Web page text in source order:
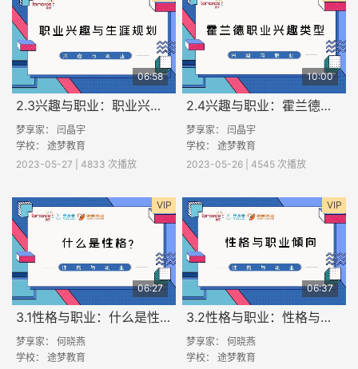
06:58
2.3兴趣与职业：职业兴趣与生涯规划
梦享家： 闫晶宇
学校： 途梦教育
2023-05-27 | 4833 次播放
10:00
2.4兴趣与职业：霍兰德职业兴趣类型
梦享家： 闫晶宇
学校： 途梦教育
2023-05-26 | 4545 次播放
VIP
06:27
3.1性格与职业：什么是性格？
梦享家： 何晓燕
学校： 途梦教育
VIP
06:37
3.2性格与职业：性格与职业倾向
梦享家： 何晓燕
学校： 途梦教育